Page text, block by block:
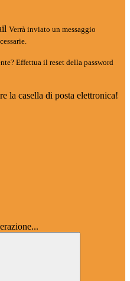
Verrà inviato un messaggio
Effettua il reset della password
la casella di posta elettronica!